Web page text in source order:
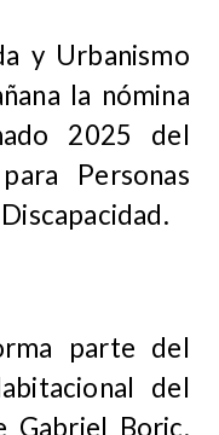
y Urbanismo
la nómina
2025 del
Personas
parte del
del
Gabriel Boric,